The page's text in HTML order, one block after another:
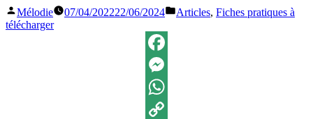
Publié
par
Mélodie 07/04/202222/06/2024
Publié
Articles, Fiches pratiques à
télécharger
Facebook
Messenger
WhatsApp